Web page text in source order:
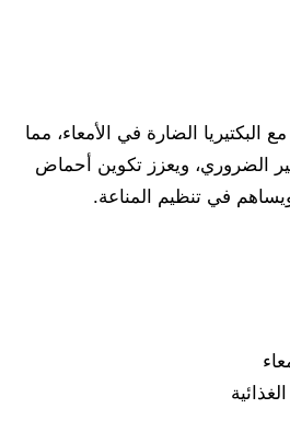
البكتيريا الضارة في الأمعاء، مما
الضروري، ويعزز تكوين أحماض
في تنظيم المناعة.